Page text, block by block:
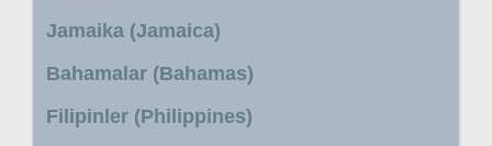
Jamaika (Jamaica)
Bahamalar (Bahamas)
Filipinler (Philippines)